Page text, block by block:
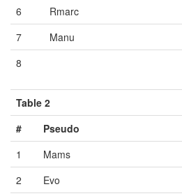
6
Rmarc
7
Manu
8
Table 2
#
Pseudo
1
Mams
2
Evo